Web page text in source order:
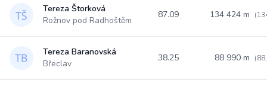
Tereza Štorková
Rožnov pod Radhoštěm
87.09 134 424 m
Tereza Baranovská
Břeclav
38.25 88 990 m